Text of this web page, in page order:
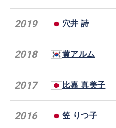
2019 穴井 詩
2018 黄アルム
2017 比嘉 真美子
2016 笠 りつ子